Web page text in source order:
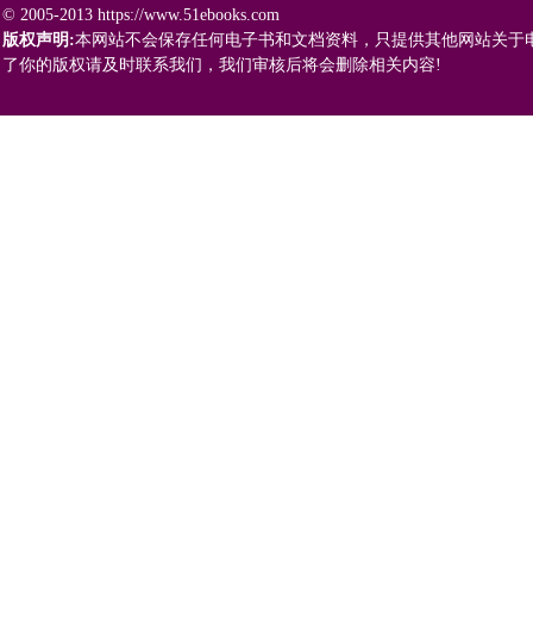
© 2005-2013 https://www.51ebooks.com
版权声明:本网站不会保存任何电子书和文档资料，只提供其他网站关
了你的版权请及时联系我们，我们审核后将会删除相关内容!